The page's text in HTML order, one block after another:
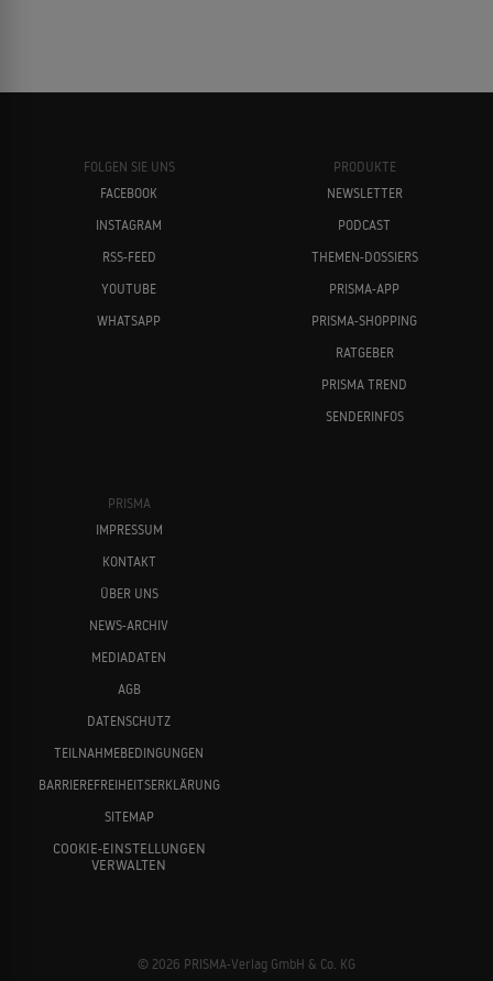
FOLGEN SIE UNS
FACEBOOK
INSTAGRAM
RSS-FEED
YOUTUBE
WHATSAPP
PRODUKTE
NEWSLETTER
PODCAST
THEMEN-DOSSIERS
PRISMA-APP
PRISMA-SHOPPING
RATGEBER
PRISMA TREND
SENDERINFOS
PRISMA
IMPRESSUM
KONTAKT
ÜBER UNS
NEWS-ARCHIV
MEDIADATEN
AGB
DATENSCHUTZ
TEILNAHMEBEDINGUNGEN
BARRIEREFREIHEITSERKLÄRUNG
SITEMAP
COOKIE-EINSTELLUNGEN
VERWALTEN
© 2026 PRISMA-Verlag GmbH & Co. KG